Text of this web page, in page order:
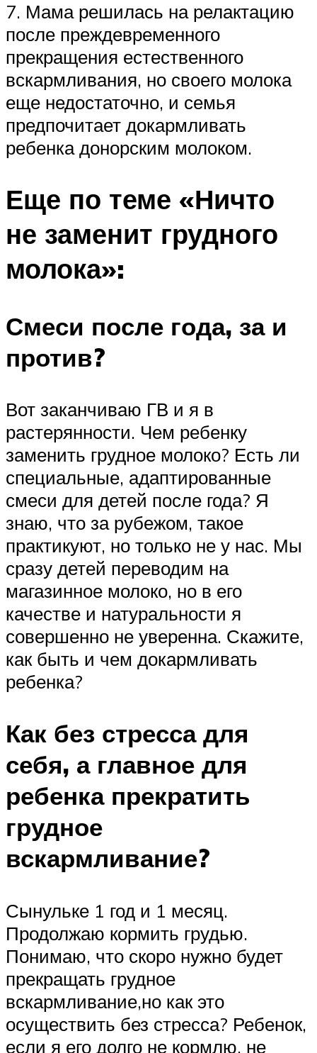
7. Мама решилась на релактацию
после преждевременного
прекращения естественного
вскармливания, но своего молока
еще недостаточно, и семья
предпочитает докармливать
ребенка донорским молоком.
Еще по теме «Ничто
не заменит грудного
молока»:
Смеси после года, за и
против?
Вот заканчиваю ГВ и я в
растерянности. Чем ребенку
заменить грудное молоко? Есть ли
специальные, адаптированные
смеси для детей после года? Я
знаю, что за рубежом, такое
практикуют, но только не у нас. Мы
сразу детей переводим на
магазинное молоко, но в его
качестве и натуральности я
совершенно не уверенна. Скажите,
как быть и чем докармливать
ребенка?
Как без стресса для
себя, а главное для
ребенка прекратить
грудное
вскармливание?
Сынульке 1 год и 1 месяц.
Продолжаю кормить грудью.
Понимаю, что скоро нужно будет
прекращать грудное
вскармливание,но как это
осуществить без стресса? Ребенок,
если я его долго не кормлю, не